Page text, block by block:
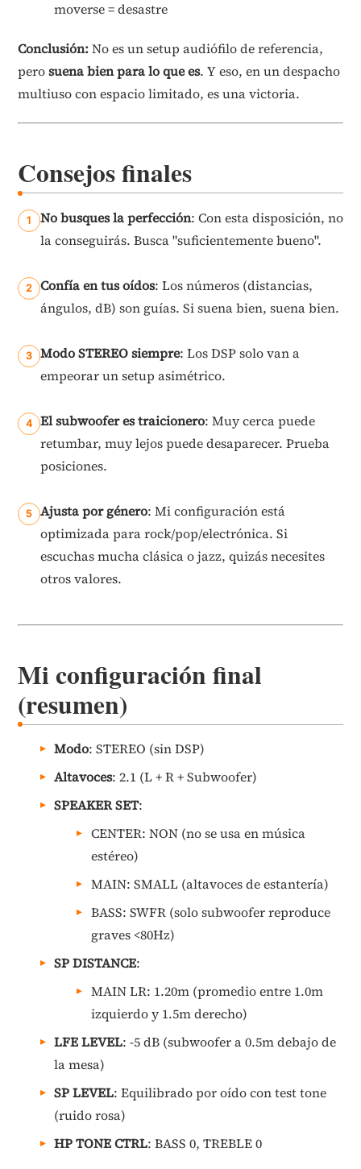
moverse = desastre
Conclusión: No es un setup audiófilo de referencia,
perosuena bien para lo que es. Y eso, en un despacho
multiuso con espacio limitado, es una victoria.
Consejos finales
No busques la perfección: Con esta disposición, no
la conseguirás. Busca "suficientemente bueno".
Confía en tus oídos: Los números (distancias,
ángulos, dB) son guías. Si suena bien, suena bien.
Modo STEREO siempre: Los DSP solo van a
empeorar un setup asimétrico.
El subwoofer es traicionero: Muy cerca puede
retumbar, muy lejos puede desaparecer. Prueba
posiciones.
Ajusta por género: Mi configuración está
optimizada para rock/pop/electrónica. Si
escuchas mucha clásica o jazz, quizás necesites
otros valores.
Mi configuración final
(resumen)
Modo: STEREO (sin DSP)
Altavoces: 2.1 (L + R + Subwoofer)
SPEAKER SET:
CENTER: NON (no se usa en música
estéreo)
MAIN: SMALL (altavoces de estantería)
BASS: SWFR (solo subwoofer reproduce
graves <80Hz)
SP DISTANCE:
MAIN LR: 1.20m (promedio entre 1.0m
izquierdo y 1.5m derecho)
LFE LEVEL: -5 dB (subwoofer a 0.5m debajo de
la mesa)
SP LEVEL: Equilibrado por oído con test tone
(ruido rosa)
HP TONE CTRL: BASS 0, TREBLE 0